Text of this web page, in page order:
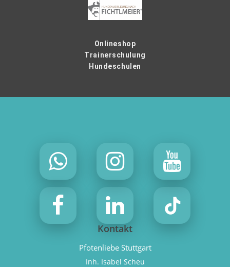
Onlineshop
Trainerschulung
Hundeschulen
Kontakt
Pfotenliebe Stuttgart
Inh. Isabel Scheu